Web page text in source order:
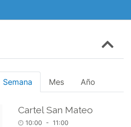
Semana Mes Año
Cartel San Mateo
10:00 - 11:00